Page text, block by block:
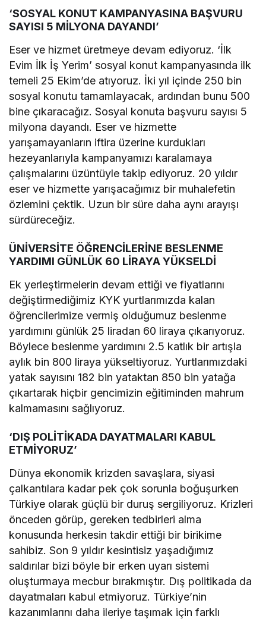
‘SOSYAL KONUT KAMPANYASINA BAŞVURU
SAYISI 5 MİLYONA DAYANDI’
Eser ve hizmet üretmeye devam ediyoruz. ‘İlk
Evim İlk İş Yerim’ sosyal konut kampanyasında ilk
temeli 25 Ekim’de atıyoruz. İki yıl içinde 250 bin
sosyal konutu tamamlayacak, ardından bunu 500
bine çıkaracağız. Sosyal konuta başvuru sayısı 5
milyona dayandı. Eser ve hizmette
yarışamayanların iftira üzerine kurdukları
hezeyanlarıyla kampanyamızı karalamaya
çalışmalarını üzüntüyle takip ediyoruz. 20 yıldır
eser ve hizmette yarışacağımız bir muhalefetin
özlemini çektik. Uzun bir süre daha aynı arayışı
sürdüreceğiz.
ÜNİVERSİTE ÖĞRENCİLERİNE BESLENME
YARDIMI GÜNLÜK 60 LİRAYA YÜKSELDİ
Ek yerleştirmelerin devam ettiği ve fiyatlarını
değiştirmediğimiz KYK yurtlarımızda kalan
öğrencilerimize vermiş olduğumuz beslenme
yardımını günlük 25 liradan 60 liraya çıkarıyoruz.
Böylece beslenme yardımını 2.5 katlık bir artışla
aylık bin 800 liraya yükseltiyoruz. Yurtlarımızdaki
yatak sayısını 182 bin yataktan 850 bin yatağa
çıkartarak hiçbir gencimizin eğitiminden mahrum
kalmamasını sağlıyoruz.
‘DIŞ POLİTİKADA DAYATMALARI KABUL
ETMİYORUZ’
Dünya ekonomik krizden savaşlara, siyasi
çalkantılara kadar pek çok sorunla boğuşurken
Türkiye olarak güçlü bir duruş sergiliyoruz. Krizleri
önceden görüp, gereken tedbirleri alma
konusunda herkesin takdir ettiği bir birikime
sahibiz. Son 9 yıldır kesintisiz yaşadığımız
saldırılar bizi böyle bir erken uyarı sistemi
oluşturmaya mecbur bırakmıştır. Dış politikada da
dayatmaları kabul etmiyoruz. Türkiye’nin
kazanımlarını daha ileriye taşımak için farklı